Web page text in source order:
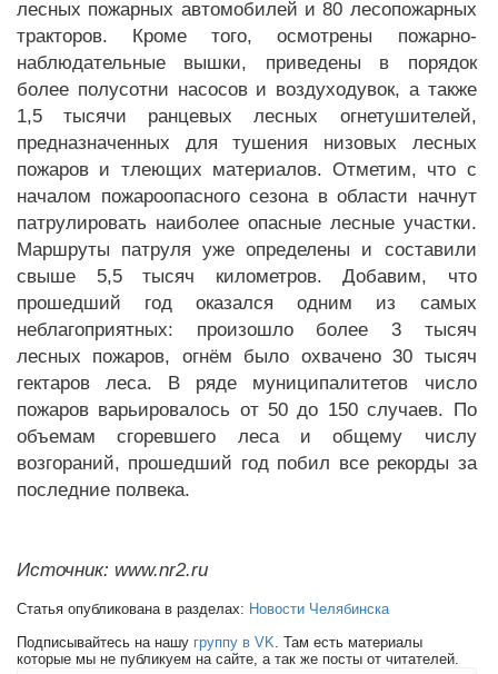
лесных пожарных автомобилей и 80 лесопожарных
тракторов. Кроме того, осмотрены пожарно-
наблюдательные вышки, приведены в порядок
более полусотни насосов и воздуходувок, а также
1,5 тысячи ранцевых лесных огнетушителей,
предназначенных для тушения низовых лесных
пожаров и тлеющих материалов. Отметим, что с
началом пожароопасного сезона в области начнут
патрулировать наиболее опасные лесные участки.
Маршруты патруля уже определены и составили
свыше 5,5 тысяч километров. Добавим, что
прошедший год оказался одним из самых
неблагоприятных: произошло более 3 тысяч
лесных пожаров, огнём было охвачено 30 тысяч
гектаров леса. В ряде муниципалитетов число
пожаров варьировалось от 50 до 150 случаев. По
объемам сгоревшего леса и общему числу
возгораний, прошедший год побил все рекорды за
последние полвека.
Источник: www.nr2.ru
Статья опубликована в разделах: Новости Челябинска
Подписывайтесь на нашу группу в VK. Там есть материалы
которые мы не публикуем на сайте, а так же посты от читателей.